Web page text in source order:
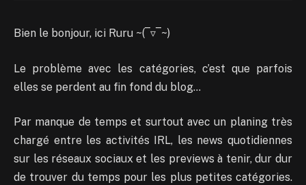
Bien le bonjour, ici Ruru ~(‾▿‾~)
Le problème avec les catégories, c’est que parfois
elles se perdent au fin fond du blog…
Par manque de temps et surtout avec un planing très
chargé entre les activités IRL, les news quotidiennes
sur les réseaux sociaux et les previews à tenir, dur dur
de trouver du temps pour les plus petites catégories.